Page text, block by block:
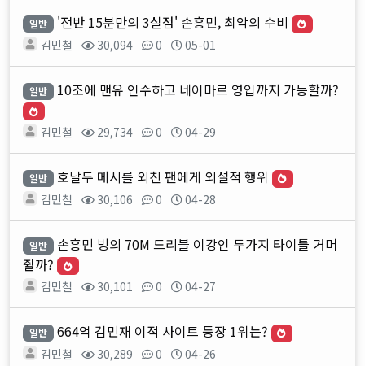
일반 '전반 15분만의 3실점' 손흥민, 최악의 수비
김민철 30,094 0 05-01
일반 10조에 맨유 인수하고 네이마르 영입까지 가능할까?
김민철 29,734 0 04-29
일반 호날두 메시를 외친 팬에게 외설적 행위
김민철 30,106 0 04-28
일반
손흥민 빙의 70M 드리블 이강인 두가지 타이틀 거머
쥘까?
김민철 30,101 0 04-27
일반 664억 김민재 이적 사이트 등장 1위는?
김민철 30,289 0 04-26